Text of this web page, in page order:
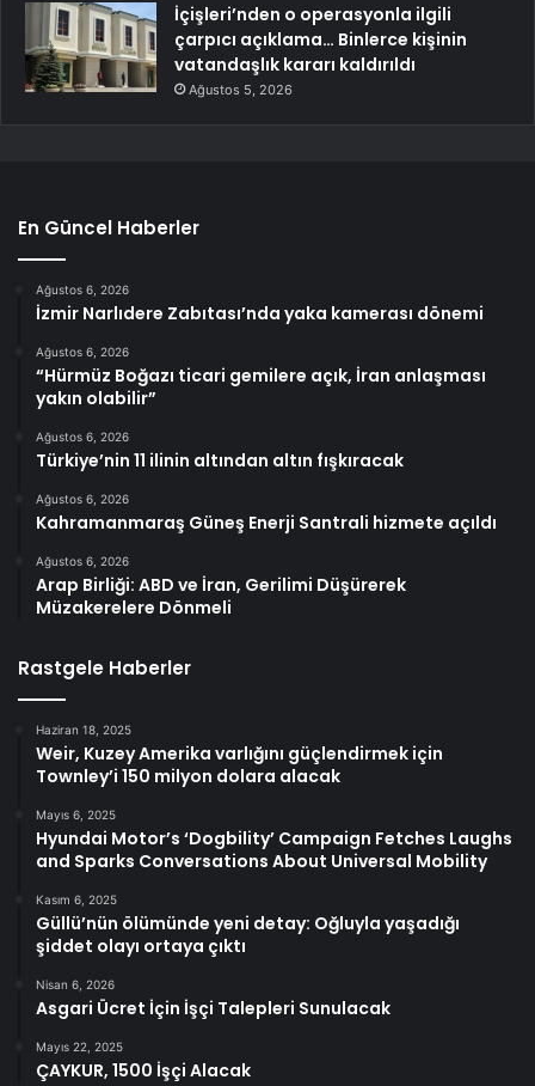
İçişleri’nden o operasyonla ilgili
çarpıcı açıklama… Binlerce kişinin
vatandaşlık kararı kaldırıldı
Ağustos 5, 2026
En Güncel Haberler
Ağustos 6, 2026
İzmir Narlıdere Zabıtası’nda yaka kamerası dönemi
Ağustos 6, 2026
“Hürmüz Boğazı ticari gemilere açık, İran anlaşması
yakın olabilir”
Ağustos 6, 2026
Türkiye’nin 11 ilinin altından altın fışkıracak
Ağustos 6, 2026
Kahramanmaraş Güneş Enerji Santrali hizmete açıldı
Ağustos 6, 2026
Arap Birliği: ABD ve İran, Gerilimi Düşürerek
Müzakerelere Dönmeli
Rastgele Haberler
Haziran 18, 2025
Weir, Kuzey Amerika varlığını güçlendirmek için
Townley’i 150 milyon dolara alacak
Mayıs 6, 2025
Hyundai Motor’s ‘Dogbility’ Campaign Fetches Laughs
and Sparks Conversations About Universal Mobility
Kasım 6, 2025
Güllü’nün ölümünde yeni detay: Oğluyla yaşadığı
şiddet olayı ortaya çıktı
Nisan 6, 2026
Asgari Ücret İçin İşçi Talepleri Sunulacak
Mayıs 22, 2025
ÇAYKUR, 1500 İşçi Alacak